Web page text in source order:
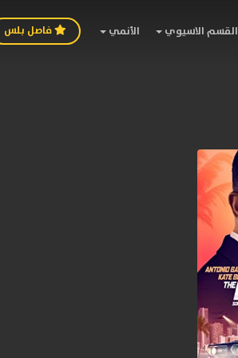
القسم الاسيوي الأنمي فاصل بلس